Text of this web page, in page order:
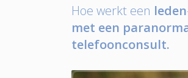
Hoe werkt een leden
met een
telefoonconsult.